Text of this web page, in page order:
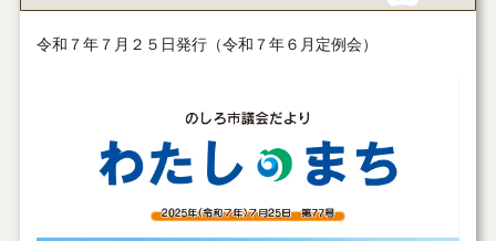
令和７年７月２５日発行（令和７年６月定例会）